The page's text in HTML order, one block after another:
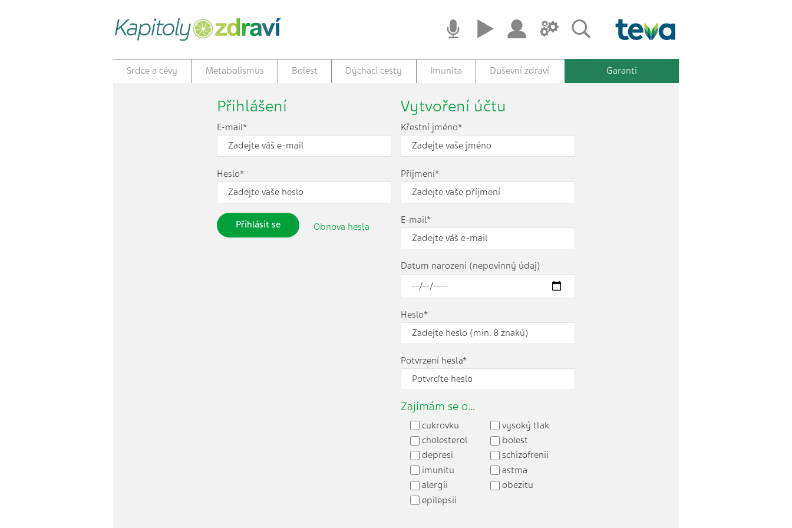
Srdce a cévy Metabolismus Bolest Dýchací cesty Imunita Duševní zdraví Garanti
Přihlášení
E-mail*
Heslo*
Přihlásit se Obnova hesla
Vytvoření účtu
Křestní jméno*
Příjmení*
E-mail*
Datum narození (nepovinný údaj)
Heslo*
Potvrzení hesla*
Zajímám se o...
cukrovku
vysoký tlak
cholesterol
bolest
depresi
schizofrenii
imunitu
astma
alergii
obezitu
epilepsii